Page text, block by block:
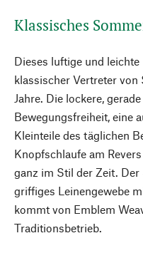
Klassisches
Dieses luftige und
klassischer Vertreter
Jahre. Die lockere,
Bewegungsfreiheit, eine
Kleinteile des täglichen
Knopfschlaufe am
ganz im Stil der Zeit. Der
griffiges Leinengewebe
kommt von Emblem
Traditionsbetrieb.